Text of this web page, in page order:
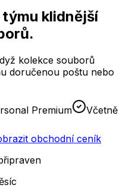
klidnější
kolekce souborů
doručenou poštu nebo
Premium
Včetně
obchodní ceník